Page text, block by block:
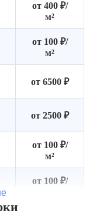
от 400 ₽/
м²
от 100 ₽/
м²
от 6500 ₽
от 2500 ₽
от 100 ₽/
м²
от 100 ₽/